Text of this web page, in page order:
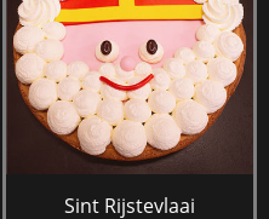
Sint Rijstevlaai